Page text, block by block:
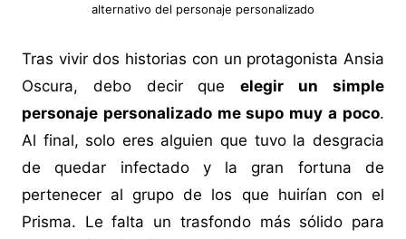
alternativo del personaje personalizado
Tras vivir dos historias con un protagonista Ansia
Oscura, debo decir queelegir un simple
personaje personalizado me supo muy a poco.
Al final, solo eres alguien que tuvo la desgracia
de quedar infectado y la gran fortuna de
pertenecer al grupo de los que huirían con el
Prisma. Le falta un trasfondo más sólido para